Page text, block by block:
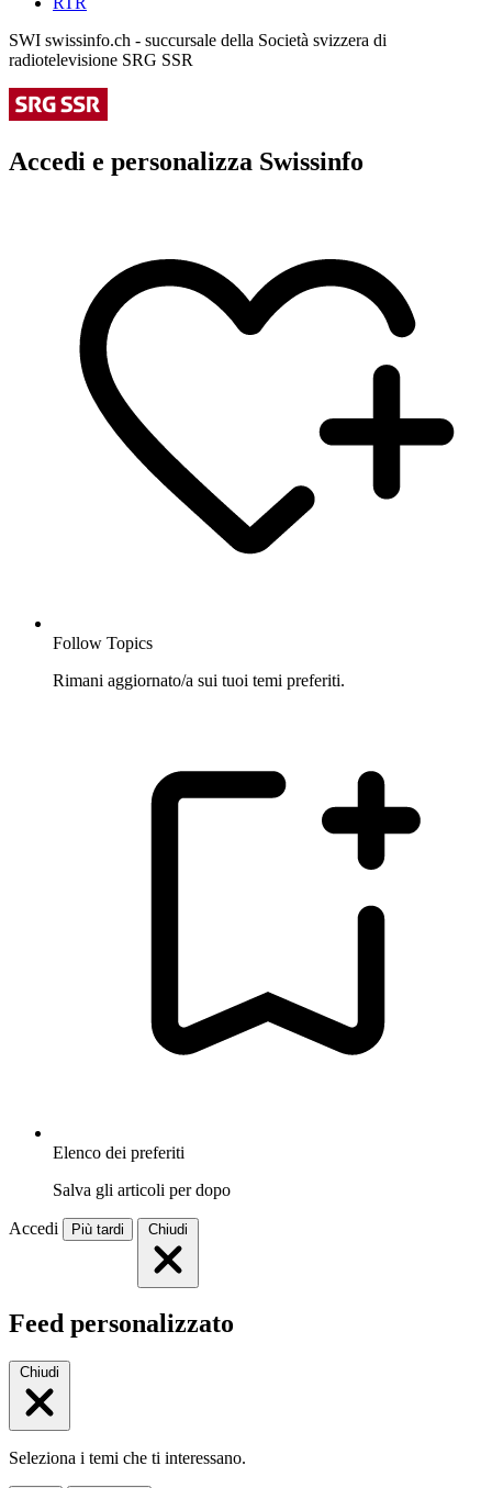
SWI swissinfo.ch - succursale della Società svizzera di
radiotelevisione SRG SSR
Accedi e personalizza Swissinfo
Follow Topics
Rimani aggiornato/a sui tuoi temi preferiti.
Elenco dei preferiti
Salva gli articoli per dopo
Accedi Più tardi Chiudi
Feed personalizzato
Chiudi
Seleziona i temi che ti interessano.